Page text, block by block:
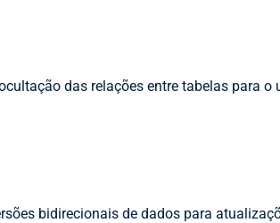
das relações entre tabelas para
bidirecionais de dados para